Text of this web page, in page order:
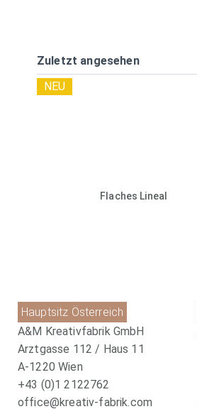
Zuletzt angesehen
Flaches Lineal
NEU
Hauptsitz Österreich
A&M Kreativfabrik GmbH
Arztgasse 112 / Haus 11
A-1220 Wien
+43 (0)1 2122762
office@kreativ-fabrik.com